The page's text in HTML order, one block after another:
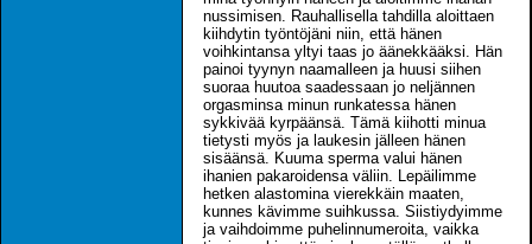
nussimisen. Rauhallisella tahdilla aloittaen
kiihdytin työntöjäni niin, että hänen
voihkintansa yltyi taas jo äänekkääksi. Hän
painoi tyynyn naamalleen ja huusi siihen
suoraa huutoa saadessaan jo neljännen
orgasminsa minun runkatessa hänen
sykkivää kyrpäänsä. Tämä kiihotti minua
tietysti myös ja laukesin jälleen hänen
sisäänsä. Kuuma sperma valui hänen
ihanien pakaroidensa väliin. Lepäilimme
hetken alastomina vierekkäin maaten,
kunnes kävimme suihkussa. Siistiydyimme
ja vaihdoimme puhelinnumeroita, vaikka